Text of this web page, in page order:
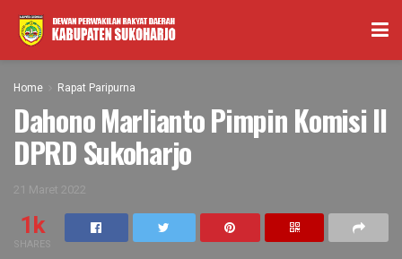
Home Rapat Paripurna
Dahono Marlianto Pimpin Komisi II
DPRD Sukoharjo
21 Maret 2022
1k
SHARES